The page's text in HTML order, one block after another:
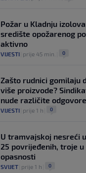
Požar u Kladnju
središte opožarenog
aktivno
VIJESTI prije 45 min. 0
Zašto rudnici gomilaju
više proizvode?
nude različite odgovore
VIJESTI prije 1 h 0
U tramvajskoj nesreći
25 povrijeđenih, troje
opasnosti
SVIJET prije 1 h 0